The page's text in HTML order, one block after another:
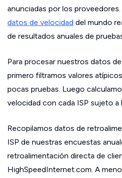
anunciadas por los
datos de velocidad del mundo
de resultados anuales de
Para procesar nuestros datos
primero filtramos valores
pocas pruebas. Luego
velocidad con cada ISP sujeto a
Recopilamos datos de
ISP de nuestras encuestas
retroalimentación directa de
HighSpeedInternet.com. A